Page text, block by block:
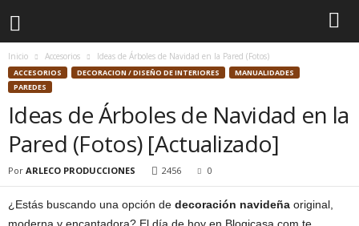
Inicio Accesorios Ideas de Árboles de Navidad en la Pared (Fotos)
ACCESORIOS DECORACION / DISEÑO DE INTERIORES
MANUALIDADES
PAREDES
Ideas de Árboles de Navidad en la
Pared (Fotos) [Actualizado]
Por ARLECO PRODUCCIONES 2456 0
¿Estás buscando una opción de decoración navideña original,